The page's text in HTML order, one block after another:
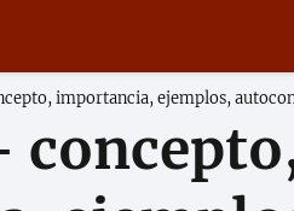
importancia, ejemplos,